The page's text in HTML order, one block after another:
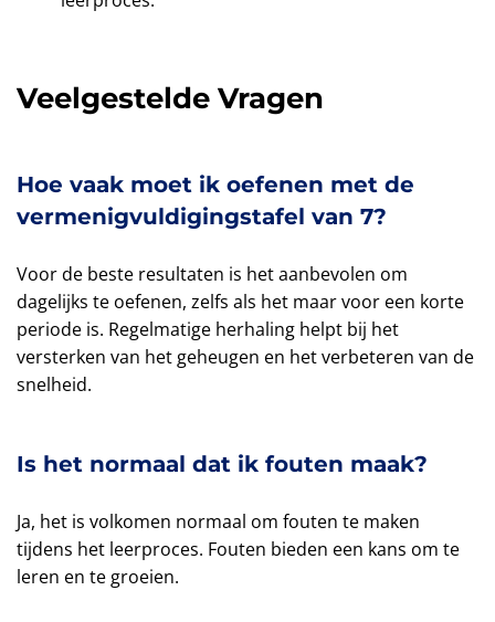
Veelgestelde Vragen
Hoe vaak moet ik oefenen met de
vermenigvuldigingstafel van 7?
Voor de beste resultaten is het aanbevolen om
dagelijks te oefenen, zelfs als het maar voor een korte
periode is. Regelmatige herhaling helpt bij het
versterken van het geheugen en het verbeteren van de
snelheid.
Is het normaal dat ik fouten maak?
Ja, het is volkomen normaal om fouten te maken
tijdens het leerproces. Fouten bieden een kans om te
leren en te groeien.